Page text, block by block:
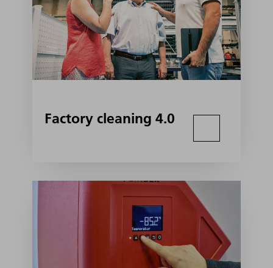
Factory cleaning 4.0